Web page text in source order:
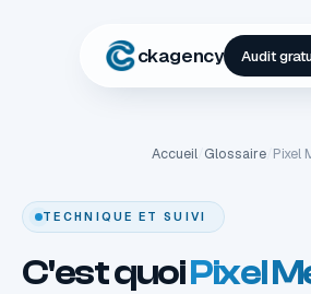
ckagency Audit
Accueil Glossaire Pixel
TECHNIQUE ET SUIVI
C'est quoiPixel